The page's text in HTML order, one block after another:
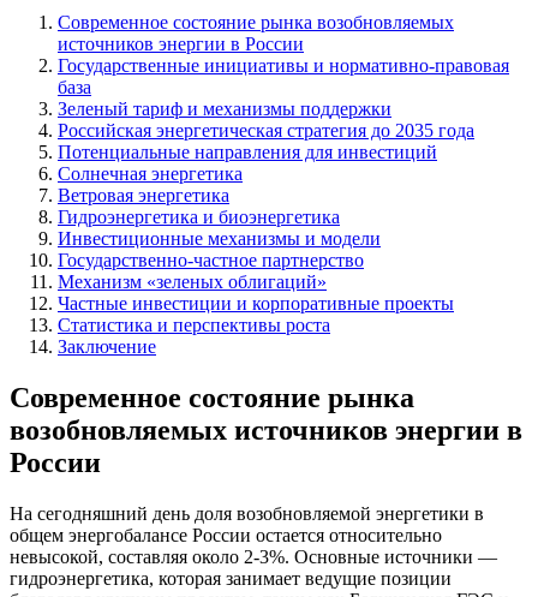
Современное состояние рынка возобновляемых
источников энергии в России
Государственные инициативы и нормативно-правовая
база
Зеленый тариф и механизмы поддержки
Российская энергетическая стратегия до 2035 года
Потенциальные направления для инвестиций
Солнечная энергетика
Ветровая энергетика
Гидроэнергетика и биоэнергетика
Инвестиционные механизмы и модели
Государственно-частное партнерство
Механизм «зеленых облигаций»
Частные инвестиции и корпоративные проекты
Статистика и перспективы роста
Заключение
Современное состояние рынка
возобновляемых источников энергии в
России
На сегодняшний день доля возобновляемой энергетики в
общем энергобалансе России остается относительно
невысокой, составляя около 2-3%. Основные источники —
гидроэнергетика, которая занимает ведущие позиции